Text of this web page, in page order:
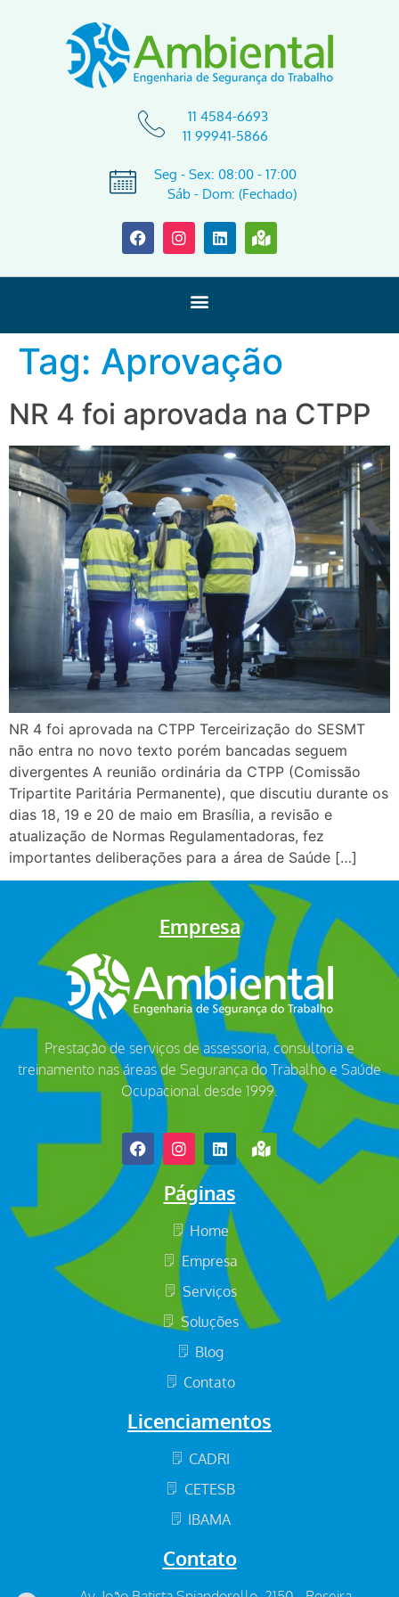
11 4584-6693
11 99941-5866
Seg - Sex: 08:00 - 17:00
Sáb - Dom: (Fechado)
Tag: Aprovação
NR 4 foi aprovada na CTPP
NR 4 foi aprovada na CTPP Terceirização do SESMT
não entra no novo texto porém bancadas seguem
divergentes A reunião ordinária da CTPP (Comissão
Tripartite Paritária Permanente), que discutiu durante os
dias 18, 19 e 20 de maio em Brasília, a revisão e
atualização de Normas Regulamentadoras, fez
importantes deliberações para a área de Saúde […]
Empresa
Prestação de serviços de assessoria, consultoria e
treinamento nas áreas de Segurança do Trabalho e Saúde
Ocupacional desde 1999.
Páginas
Home
Empresa
Serviços
Soluções
Blog
Contato
Licenciamentos
CADRI
CETESB
IBAMA
Contato